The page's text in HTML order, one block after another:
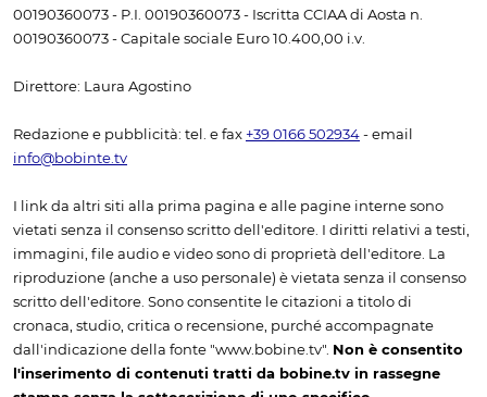
00190360073 - P.I. 00190360073 - Iscritta CCIAA di Aosta n.
00190360073 - Capitale sociale Euro 10.400,00 i.v.
Direttore: Laura Agostino
Redazione e pubblicità: tel. e fax +39 0166 502934 - email
info@bobinte.tv
I link da altri siti alla prima pagina e alle pagine interne sono
vietati senza il consenso scritto dell'editore. I diritti relativi a testi,
immagini, file audio e video sono di proprietà dell'editore. La
riproduzione (anche a uso personale) è vietata senza il consenso
scritto dell'editore. Sono consentite le citazioni a titolo di
cronaca, studio, critica o recensione, purché accompagnate
dall'indicazione della fonte "www.bobine.tv". Non è consentito
l'inserimento di contenuti tratti da bobine.tv in rassegne